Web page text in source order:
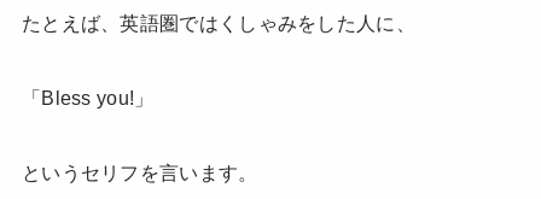
たとえば、英語圏ではくしゃみをした人に、
「Bless you!」
というセリフを言います。